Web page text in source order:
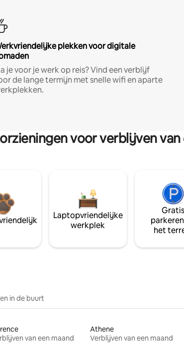
plekken voor digitale
je voor je werk op reis? Vind een verblijf
de lange termijn met snelle wifi en aparte
voor verblijven van
Laptopvriendelijke
werkplek
Gratis
het
in de buurt
van een maand
Athene
Verblijven van een maand